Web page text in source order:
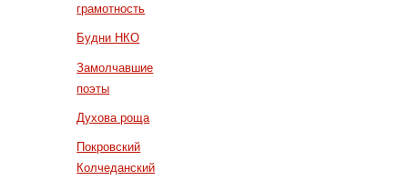
грамотность
Будни НКО
Замолчавшие
поэты
Духова роща
Покровский
Колчеданский